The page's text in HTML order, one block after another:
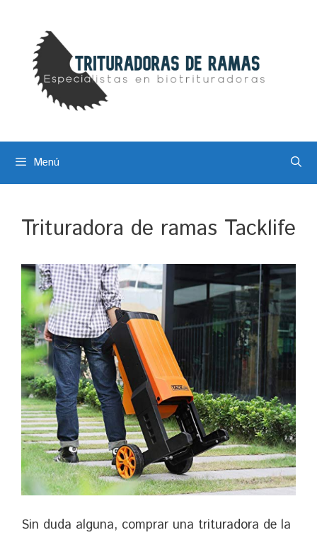
contenido
Menú
Trituradora de ramas Tacklife
Sin duda alguna, comprar una trituradora de la